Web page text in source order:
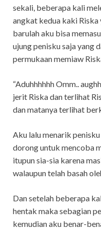
sekali, beberapa kali
angkat kedua kaki Riska
barulah aku bisa
ujung penisku saja yang
permukaan memiaw
“Aduhhhhhh Omm..
jerit Riska dan terlihat
dan matanya terlihat
Aku lalu menarik
dorong untuk mencoba
itupun sia-sia karena
walaupun telah basah
Dan setelah beberapa
hentak maka sebagian
kemudian aku benar-